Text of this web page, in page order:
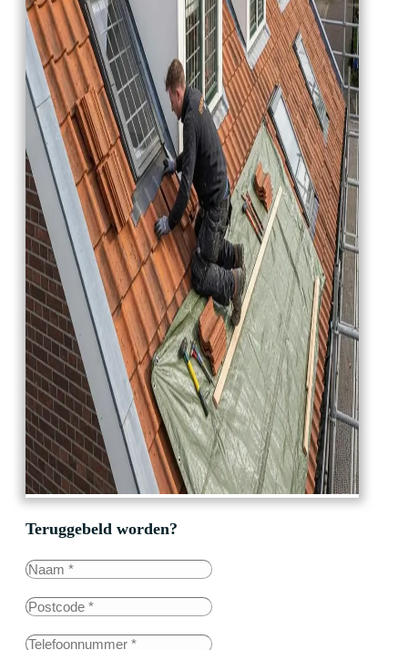
Teruggebeld worden?